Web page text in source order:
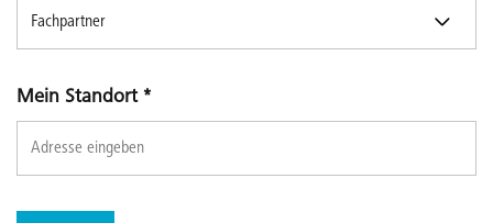
Mein Standort *